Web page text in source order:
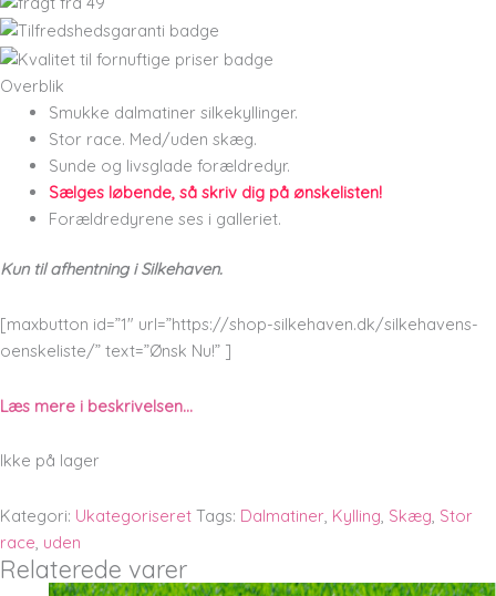
Overblik
Smukke dalmatiner silkekyllinger.
Stor race. Med/uden skæg.
Sunde og livsglade forældredyr.
Sælges løbende, så skriv dig på ønskelisten!
Forældredyrene ses i galleriet.
Kun til afhentning i Silkehaven.
[maxbutton id=”1″ url=”https://shop-silkehaven.dk/silkehavens-
oenskeliste/” text=”Ønsk Nu!” ]
Læs mere i beskrivelsen…
Ikke på lager
Kategori: Ukategoriseret Tags: Dalmatiner Kylling Skæg Stor
race uden
Relaterede varer